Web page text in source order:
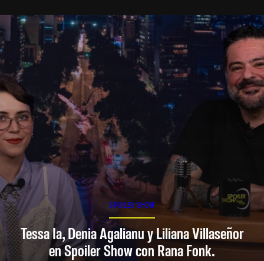
SPOILER SHOW
Tessa Ia, Denia Agalianu y Liliana Villaseñor
en Spoiler Show con Rana Fonk.